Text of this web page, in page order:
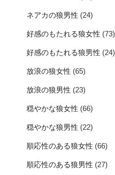
ネアカの狼男性 (24)
好感のもたれる狼女性 (73)
好感のもたれる狼男性 (24)
放浪の狼女性 (65)
放浪の狼男性 (23)
穏やかな狼女性 (66)
穏やかな狼男性 (22)
順応性のある狼女性 (66)
順応性のある狼男性 (27)